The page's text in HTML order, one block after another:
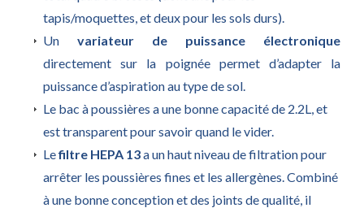
tapis/moquettes, et deux pour les sols durs).
Un variateur de puissance électronique
directement sur la poignée permet d’adapter la
puissance d’aspiration au type de sol.
Le bac à poussières a une bonne capacité de 2.2L, et
est transparent pour savoir quand le vider.
Lefiltre HEPA 13a un haut niveau de filtration pour
arrêter les poussières fines et les allergènes. Combiné
à une bonne conception et des joints de qualité, il